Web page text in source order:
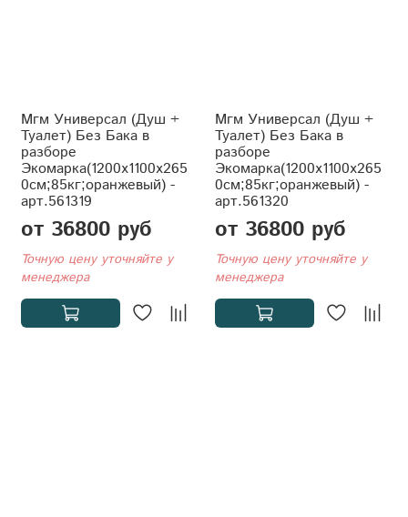
Мгм Универсал (Душ +
Туалет) Без Бака в
разборе
Экомарка(1200x1100x265
0см;85кг;оранжевый) -
арт.561319
от 36800 руб
Точную цену уточняйте у
менеджера
Мгм Универсал (Душ +
Туалет) Без Бака в
разборе
Экомарка(1200x1100x265
0см;85кг;оранжевый) -
арт.561320
от 36800 руб
Точную цену уточняйте у
менеджера